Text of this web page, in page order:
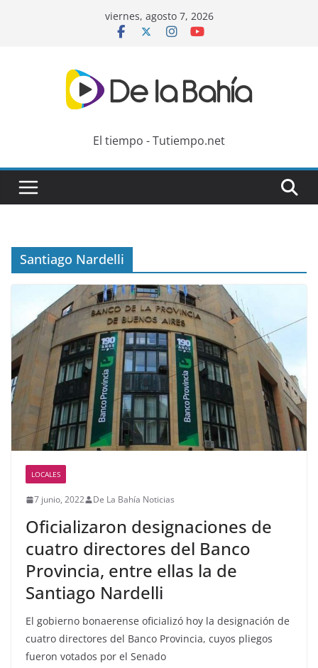
viernes, agosto 7, 2026
El tiempo - Tutiempo.net
Santiago Nardelli
LOCALES
7 junio, 2022 De La Bahía Noticias
Oficializaron designaciones de
cuatro directores del Banco
Provincia, entre ellas la de
Santiago Nardelli
El gobierno bonaerense oficializó hoy la designación de
cuatro directores del Banco Provincia, cuyos pliegos
fueron votados por el Senado